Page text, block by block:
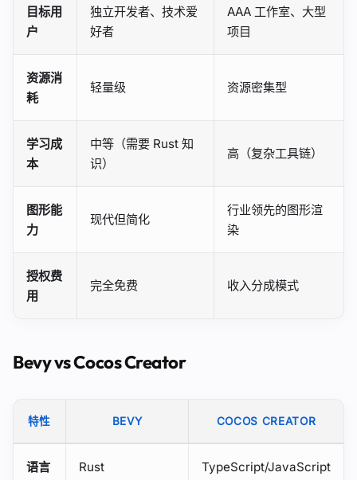
目标用
户
独立开发者、技术爱
好者
AAA 工作室、大型
项目
资源消
耗
轻量级 资源密集型
学习成
本
中等（需要 Rust 知
识）
高（复杂工具链）
图形能
力
现代但简化
行业领先的图形渲
染
授权费
用
完全免费 收入分成模式
Bevy vs Cocos Creator
特性 BEVY COCOS CREATOR
语言 Rust TypeScript/JavaScript